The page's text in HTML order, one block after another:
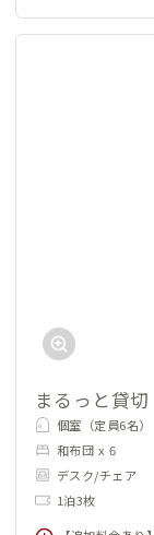
まるっと貸切
個室（定員6名）
和布団 x 6
デスク/チェア
1泊3枚